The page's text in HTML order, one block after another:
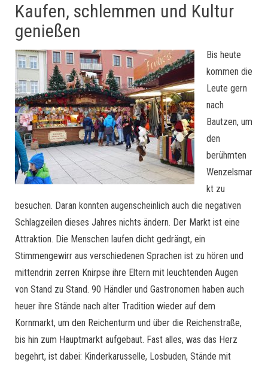
Kaufen, schlemmen und Kultur
genießen
Bis heute
kommen die
Leute gern
nach
Bautzen, um
den
berühmten
Wenzelsmar
kt zu
besuchen. Daran konnten augenscheinlich auch die negativen
Schlagzeilen dieses Jahres nichts ändern. Der Markt ist eine
Attraktion. Die Menschen laufen dicht gedrängt, ein
Stimmengewirr aus verschiedenen Sprachen ist zu hören und
mittendrin zerren Knirpse ihre Eltern mit leuchtenden Augen
von Stand zu Stand. 90 Händler und Gastronomen haben auch
heuer ihre Stände nach alter Tradition wieder auf dem
Kornmarkt, um den Reichenturm und über die Reichenstraße,
bis hin zum Hauptmarkt aufgebaut. Fast alles, was das Herz
begehrt, ist dabei: Kinderkarusselle, Losbuden, Stände mit